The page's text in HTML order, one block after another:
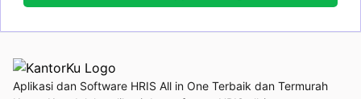
Aplikasi dan Software HRIS All in One Terbaik dan Termurah